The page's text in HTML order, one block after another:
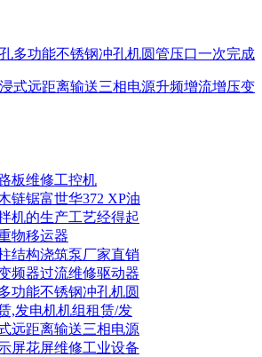
多功能不锈钢冲孔机圆管压口一次完成
式远距离输送三相电源升频增流增压变
板维修工控机
链锯富世华372 XP油
机的生产工艺经得起
物移运器
结构浇筑泵厂家直销
频器过流维修驱动器
功能不锈钢冲孔机圆
,发电机机组租赁/发
远距离输送三相电源
屏花屏维修工业设备